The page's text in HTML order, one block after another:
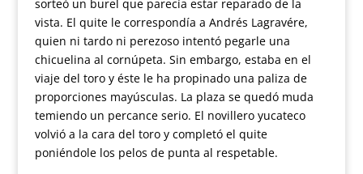
sorteó un burel que parecía estar reparado de la
vista. El quite le correspondía a Andrés Lagravére,
quien ni tardo ni perezoso intentó pegarle una
chicuelina al cornúpeta. Sin embargo, estaba en el
viaje del toro y éste le ha propinado una paliza de
proporciones mayúsculas. La plaza se quedó muda
temiendo un percance serio. El novillero yucateco
volvió a la cara del toro y completó el quite
poniéndole los pelos de punta al respetable.